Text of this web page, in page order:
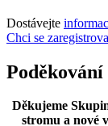
Dostávejte
Chci se
Poděkování
Děkujeme
stromu a nové